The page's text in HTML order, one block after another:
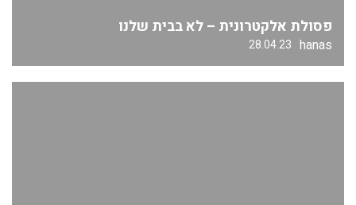
פסולת אלקטרונית – לא בבית שלנו
hanas
28.04.23